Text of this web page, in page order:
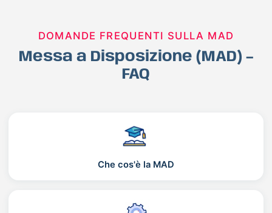
DOMANDE FREQUENTI SULLA MAD
Messa a Disposizione (MAD) –
FAQ
Che cos'è la MAD